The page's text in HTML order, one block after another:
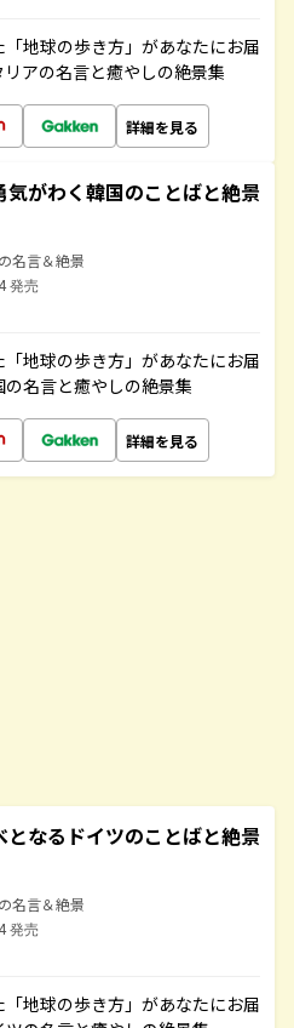
地球の歩き方」があなたにお届
アの名言と癒やしの絶景集
詳細を見る
気がわく韓国のことばと絶景
名言＆絶景
発売
地球の歩き方」があなたにお届
名言と癒やしの絶景集
詳細を見る
となるドイツのことばと絶景
名言＆絶景
発売
地球の歩き方」があなたにお届